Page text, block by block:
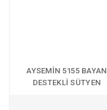
AYSEMİN 5155 BAYAN
DESTEKLİ SÜTYEN